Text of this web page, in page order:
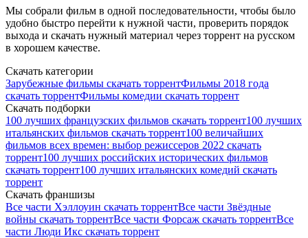
Мы собрали фильм в одной последовательности, чтобы было
удобно быстро перейти к нужной части, проверить порядок
выхода и скачать нужный материал через торрент на русском
в хорошем качестве.
Скачать категории
Зарубежные фильмы скачать торрентФильмы 2018 года
скачать торрентФильмы комедии скачать торрент
Скачать подборки
100 лучших французских фильмов скачать торрент100 лучших
итальянских фильмов скачать торрент100 величайших
фильмов всех времен: выбор режиссеров 2022 скачать
торрент100 лучших российских исторических фильмов
скачать торрент100 лучших итальянских комедий скачать
торрент
Скачать франшизы
Все части Хэллоуин скачать торрентВсе части Звёздные
войны скачать торрентВсе части Форсаж скачать торрентВсе
части Люди Икс скачать торрент